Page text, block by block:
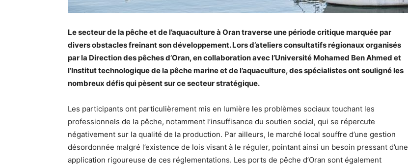
Le secteur de la pêche et de l’aquaculture à Oran traverse une période critique marquée par
divers obstacles freinant son développement. Lors d’ateliers consultatifs régionaux organisés
par la Direction des pêches d’Oran, en collaboration avec l’Université Mohamed Ben Ahmed et
l’Institut technologique de la pêche marine et de l’aquaculture, des spécialistes ont souligné les
nombreux défis qui pèsent sur ce secteur stratégique.
Les participants ont particulièrement mis en lumière les problèmes sociaux touchant les
professionnels de la pêche, notamment l’insuffisance du soutien social, qui se répercute
négativement sur la qualité de la production. Par ailleurs, le marché local souffre d’une gestion
désordonnée malgré l’existence de lois visant à le réguler, pointant ainsi un besoin pressant d’une
application rigoureuse de ces réglementations. Les ports de pêche d’Oran sont également